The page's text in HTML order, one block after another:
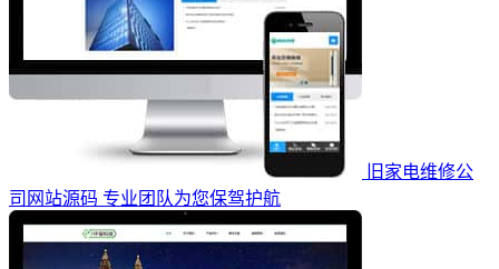
旧家电维修公
司网站源码 专业团队为您保驾护航